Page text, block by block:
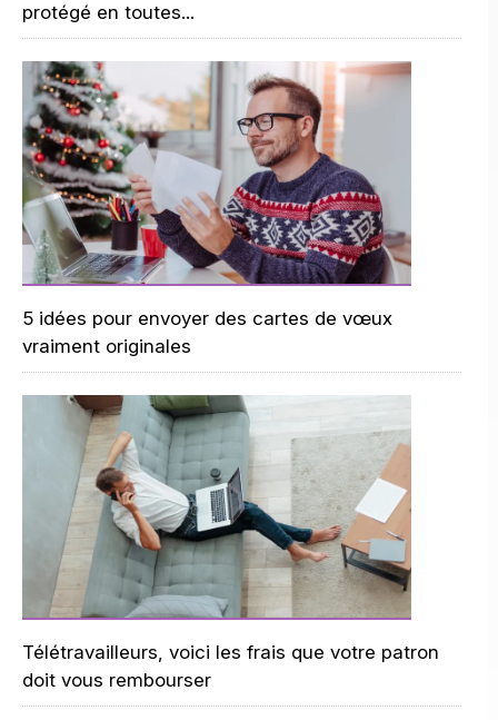
protégé en toutes...
5 idées pour envoyer des cartes de vœux
vraiment originales
Télétravailleurs, voici les frais que votre patron
doit vous rembourser